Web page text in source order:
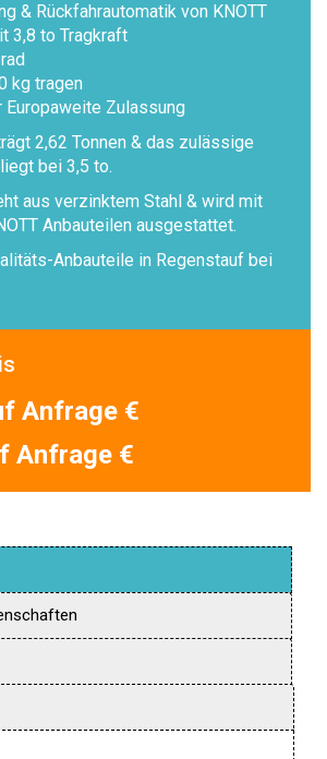
& Rückfahrautomatik von KNOTT
3,8 to Tragkraft
kg tragen
Europaweite Zulassung
2,62 Tonnen & das zulässige
bei 3,5 to.
aus verzinktem Stahl & wird mit
Anbauteilen ausgestattet.
Anbauteile in Regenstauf bei
Anfrage €
Anfrage €